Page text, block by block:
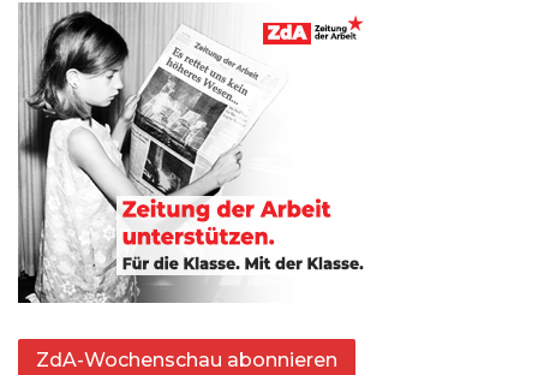
ZdA-Wochenschau abonnieren